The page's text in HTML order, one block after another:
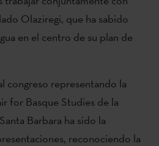
Olaziregi, que ha sabido
en el centro de su plan de
congreso representando la
for Basque Studies de la
Barbara ha sido la
reconociendo la